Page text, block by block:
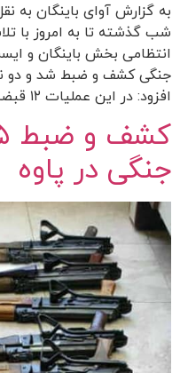
به گزارش آوای باینگان به
شب گذشته تا به امروز با
جنگی کشف و ضبط شد و دو
افزود: در این عملیات ۱۲ قبضه اسحله شکاری […]
جنگی در پاوه